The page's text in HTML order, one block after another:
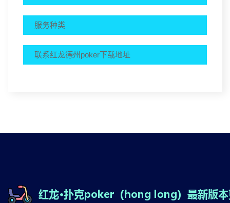
服务种类
联系红龙德州poker下载地址